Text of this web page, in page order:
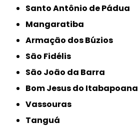
Santo Antônio de Pádua
Mangaratiba
Armação dos Búzios
São Fidélis
São João da Barra
Bom Jesus do Itabapoana
Vassouras
Tanguá